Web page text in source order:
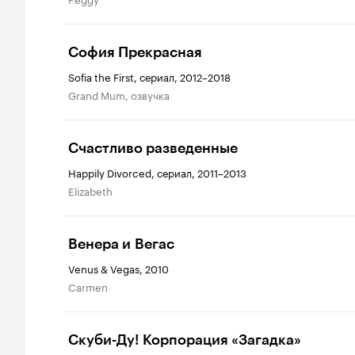
София Прекрасная
Sofia the First, сериал, 2012–2018
Grand Mum, озвучка
Счастливо разведенные
Happily Divorced, сериал, 2011–2013
Elizabeth
Венера и Вегас
Venus & Vegas, 2010
Carmen
Скуби-Ду! Корпорация «Загадка»